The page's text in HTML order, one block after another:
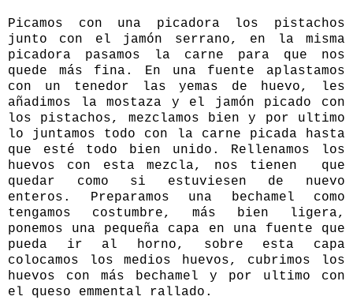
Picamos con una picadora los pistachos
junto con el jamón serrano, en la misma
picadora pasamos la carne para que nos
quede más fina. En una fuente aplastamos
con un tenedor las yemas de huevo, les
añadimos la mostaza y el jamón picado con
los pistachos, mezclamos bien y por ultimo
lo juntamos todo con la carne picada hasta
que esté todo bien unido. Rellenamos los
huevos con esta mezcla, nos tienen que
quedar como si estuviesen de nuevo
enteros. Preparamos una bechamel como
tengamos costumbre, más bien ligera,
ponemos una pequeña capa en una fuente que
pueda ir al horno, sobre esta capa
colocamos los medios huevos, cubrimos los
huevos con más bechamel y por ultimo con
el queso emmental rallado.